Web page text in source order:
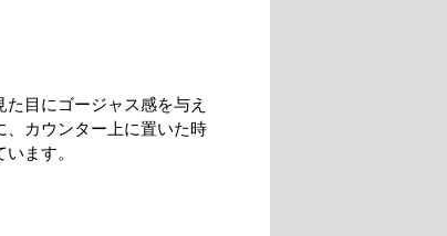
目にゴージャス感を与え
、カウンター上に置いた時
ます。